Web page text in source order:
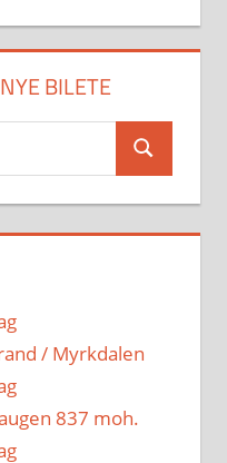
BILETE
Search
/ Myrkdalen
837 moh.